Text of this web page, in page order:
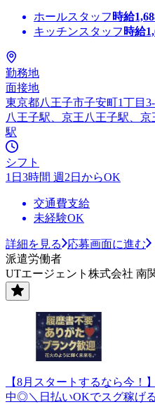
ホールスタッフ 時給
キッチンスタッフ 時給
勤務地
面接地
東京都八王子市子安町1丁目
八王子駅、京王八王子駅、
駅
シフト
1日3時間 週2日からOK
交通費支給
未経験OK
詳細を見る
応募画面に進む
派遣労働者
UTエージェント株式会社 南
【8月スタートするなら今！
中◎＼日払いOKでスグ稼げ